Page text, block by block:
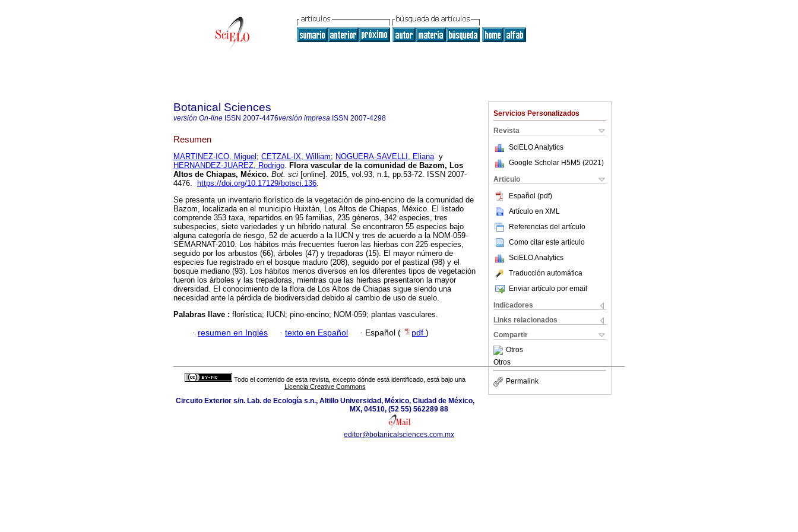
Servicios Personalizados
Revista
SciELO Analytics
Google Scholar H5M5 (2021 )
Articulo
Español (pdf)
Artículo en XML
Referencias del artículo
Como citar este artículo
SciELO Analytics
Traducción automática
Enviar artículo por email
Indicadores
Links relacionados
Compartir
Otros
Otros
Permalink
Botanical Sciences
versión On-line ISSN 2007-4476versión impresa ISSN 2007-4298
Resumen
MARTINEZ-ICO, Miguel ; CETZAL-IX, William; NOGUERA-SAVELLI, Elianay
HERNANDEZ-JUAREZ, Rodrigo. Flora vascular de la comunidad de Bazom, Los
Altos de Chiapas, México. Bot. sci [online]. 2015, vol.93, n.1, pp.53-72. ISSN 2007-
4476.
https://doi.org/10.17129/botsci.136.
Se presenta un inventario florístico de la vegetación de pino-encino de la comunidad de
Bazom, localizada en el municipio Huixtán, Los Altos de Chiapas, México. El listado
comprende 353 taxa, repartidos en 95 familias, 235 géneros, 342 especies, tres
subespecies, siete variedades y un híbrido natural. Se encontraron 55 especies bajo
alguna categoría de riesgo, 52 de acuerdo a la IUCN y tres de acuerdo a la NOM-059-
SEMARNAT-2010. Los hábitos más frecuentes fueron las hierbas con 225 especies,
seguido por los arbustos (66), árboles (47) y trepadoras (15). El mayor número de
especies fue registrado en el bosque maduro (208), seguido por el pastizal (98) y el
bosque mediano (93). Los hábitos menos diversos en los diferentes tipos de vegetación
fueron los árboles y las trepadoras, mientras que las hierbas presentaron la mayor
diversidad. El conocimiento de la flora de Los Altos de Chiapas sigue siendo una
necesidad ante la pérdida de biodiversidad debido al cambio de uso de suelo.
Palabras llave : florística; IUCN; pino-encino; NOM-059; plantas vasculares.
· resumen en Inglés · texto en Español · Español ( pdf )
Todo el contenido de esta revista, excepto dónde está identificado, está bajo una
Licencia Creative Commons
Circuito Exterior s/n. Lab. de Ecología s.n., Altillo Universidad, México, Ciudad de México,
MX, 04510, (52 55) 562289 88
editor@botanicalsciences.com.mx